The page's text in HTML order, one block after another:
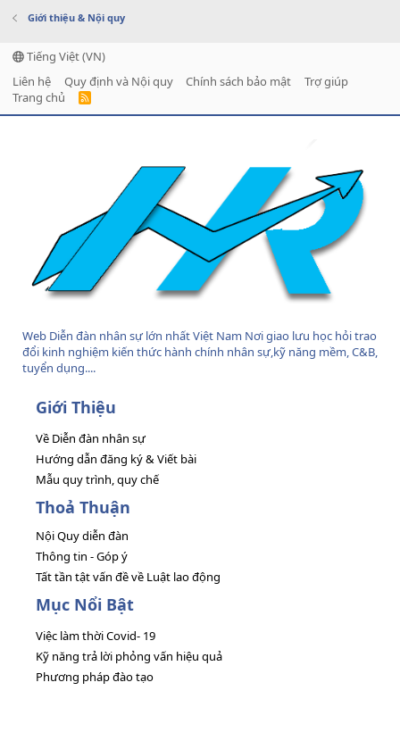
Giới thiệu & Nội quy
Tiếng Việt (VN)
Liên hệ
Quy định và Nội quy Chính sách bảo mật
Trợ giúp
Trang chủ
R
Web Diễn đàn nhân sự lớn nhất Việt Nam Nơi giao lưu học hỏi trao
đổi kinh nghiệm kiến thức hành chính nhân sự,kỹ năng mềm, C&B,
tuyển dụng....
Giới Thiệu
Về Diễn đàn nhân sự
Hướng dẫn đăng ký & Viết bài
Mẫu quy trình, quy chế
Thoả Thuận
Nội Quy diễn đàn
Thông tin - Góp ý
Tất tần tật vấn đề về Luật lao động
Mục Nổi Bật
Việc làm thời Covid- 19
Kỹ năng trả lời phỏng vấn hiệu quả
Phương pháp đào tạo